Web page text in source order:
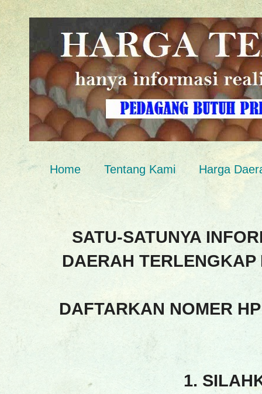
Home Tentang Kami Harga
SATU-SATUNYA
DAERAH TERLENGKAP
DAFTARKAN NOMER
1.